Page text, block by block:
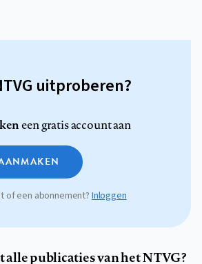
uitproberen?
een gratis account aan
of een abonnement? Inloggen
alle publicaties van het NTVG?